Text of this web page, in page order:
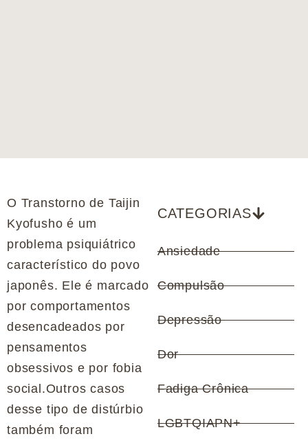
O Transtorno de Taijin
Kyofusho é um
problema psiquiátrico
característico do povo
japonês. Ele é marcado
por comportamentos
desencadeados por
pensamentos
obsessivos e por fobia
social.Outros casos
desse tipo de distúrbio
também foram
CATEGORIAS
Ansiedade
Compulsão
Depressão
Dor
Fadiga Crônica
LGBTQIAPN+